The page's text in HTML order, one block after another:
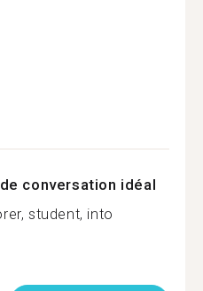
conversation idéal
student, into